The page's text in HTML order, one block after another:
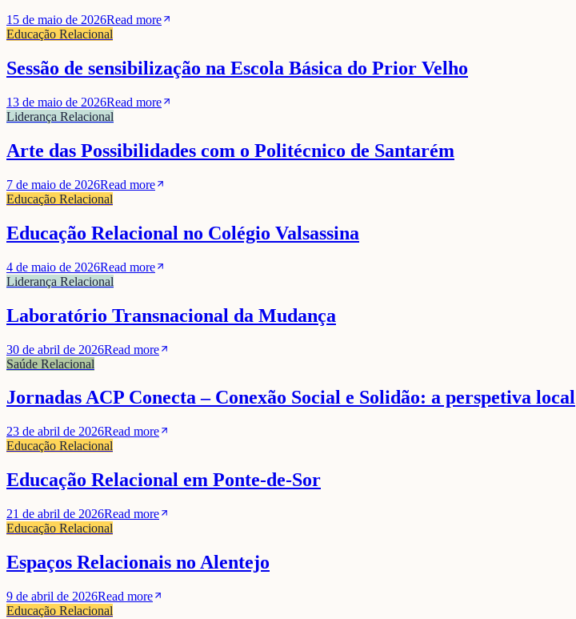
15 de maio de 2026Read more
Educação Relacional
Sessão de sensibilização na Escola Básica do Prior Velho
13 de maio de 2026Read more
Liderança Relacional
Arte das Possibilidades com o Politécnico de Santarém
7 de maio de 2026Read more
Educação Relacional
Educação Relacional no Colégio Valsassina
4 de maio de 2026Read more
Liderança Relacional
Laboratório Transnacional da Mudança
30 de abril de 2026Read more
Saúde Relacional
Jornadas ACP Conecta – Conexão Social e Solidão: a perspetiva local
23 de abril de 2026Read more
Educação Relacional
Educação Relacional em Ponte-de-Sor
21 de abril de 2026Read more
Educação Relacional
Espaços Relacionais no Alentejo
9 de abril de 2026Read more
Educação Relacional